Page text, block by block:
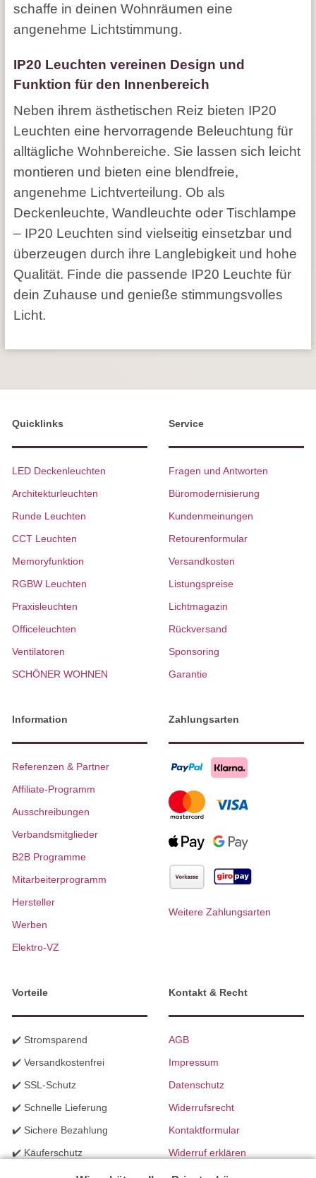
schaffe in deinen Wohnräumen eine
angenehme Lichtstimmung.
IP20 Leuchten vereinen Design und
Funktion für den Innenbereich
Neben ihrem ästhetischen Reiz bieten IP20
Leuchten eine hervorragende Beleuchtung für
alltägliche Wohnbereiche. Sie lassen sich leicht
montieren und bieten eine blendfreie,
angenehme Lichtverteilung. Ob als
Deckenleuchte, Wandleuchte oder Tischlampe
– IP20 Leuchten sind vielseitig einsetzbar und
überzeugen durch ihre Langlebigkeit und hohe
Qualität. Finde die passende IP20 Leuchte für
dein Zuhause und genieße stimmungsvolles
Licht.
Quicklinks
LED Deckenleuchten
Architekturleuchten
Runde Leuchten
CCT Leuchten
Memoryfunktion
RGBW Leuchten
Praxisleuchten
Officeleuchten
Ventilatoren
SCHÖNER WOHNEN
Service
Fragen und Antworten
Büromodernisierung
Kundenmeinungen
Retourenformular
Versandkosten
Listungspreise
Lichtmagazin
Rückversand
Sponsoring
Garantie
Information
Referenzen & Partner
Affiliate-Programm
Ausschreibungen
Verbandsmitglieder
B2B Programme
Mitarbeiterprogramm
Hersteller
Werben
Elektro-VZ
Zahlungsarten
Weitere Zahlungsarten
Vorteile
✔️ Stromsparend
✔️ Versandkostenfrei
✔️ SSL-Schutz
✔️ Schnelle Lieferung
✔️ Sichere Bezahlung
✔️ Käuferschutz
✔️ B2B Programm
Kontakt & Recht
AGB
Impressum
Datenschutz
Widerrufsrecht
Kontaktformular
Widerruf erklären
Batteriegesetzhinweise